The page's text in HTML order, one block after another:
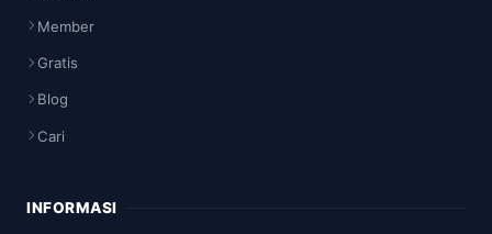
Member
Gratis
Blog
Cari
INFORMASI